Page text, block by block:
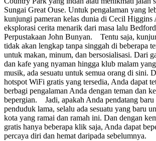
Sungai Great Ouse. Untuk pengalaman yang
kunjungi pameran kelas dunia di Cecil Higgins
eksplorasi cerita menarik dari masa lalu
Perpustakaan John Bunyan. Tentu saja,
tidak akan lengkap tanpa singgah di beberapa
untuk makan, minum, dan bersosialisasi. Dari
dan kafe yang nyaman hingga klub malam
musik, ada sesuatu untuk semua orang di sini.
hotspot WiFi gratis yang tersedia, Anda dapat
berbagi pengalaman Anda dengan teman dan
bepergian. Jadi, apakah Anda pendatang baru
penduduk lama, selalu ada sesuatu yang baru
kota yang ramai dan ramah ini. Dan dengan
gratis hanya beberapa klik saja, Anda dapat
percaya diri dan hemat daripada sebelumnya.